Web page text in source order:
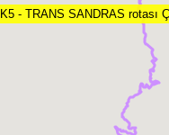
K5 - TRANS SANDRAS rotası